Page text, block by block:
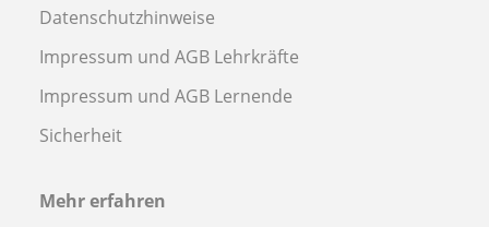
Datenschutzhinweise
Impressum und AGB Lehrkräfte
Impressum und AGB Lernende
Sicherheit
Mehr erfahren